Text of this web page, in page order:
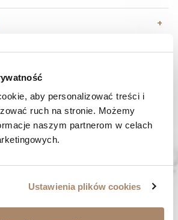
aby personalizować treści i
ruch na stronie. Możemy
naszym partnerom w celach
Ustawienia plików cookies
Zadzwoń do nas :
do piątku. Od godziny 9:00 do
537 238 431